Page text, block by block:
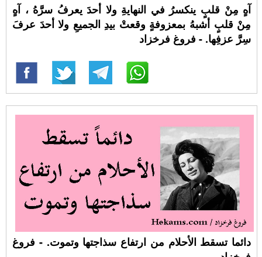
آهٍ مِنْ قلبٍ ينكسرُ في النهايةِ ولا أحدَ يعرفُ سرَّهُ ، آهٍ
مِنْ قلبٍ أشبهُ بمعزوفةٍ وقعتْ بيدِ الجميعِ ولا أحدَ عرفَ
سِرَّ عزفِها. - فروغ فرخزاد
دائما تسقط الأحلام من ارتفاع سذاجتها وتموت. - فروغ